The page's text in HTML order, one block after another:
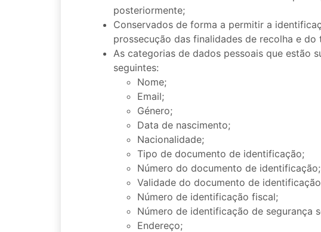
posteriormente;
Conservados de forma a permitir a
prossecução das finalidades de recolha e
As categorias de dados pessoais que estão
seguintes:
Nome;
Email;
Género;
Data de nascimento;
Nacionalidade;
Tipo de documento de identificação;
Número do documento de identificação;
Validade do documento de
Número de identificação fiscal;
Número de identificação de segurança
Endereço;